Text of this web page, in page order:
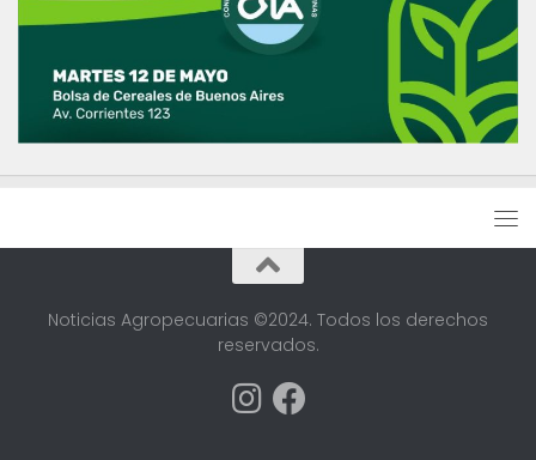
Noticias Agropecuarias ©2024. Todos los derechos
reservados.